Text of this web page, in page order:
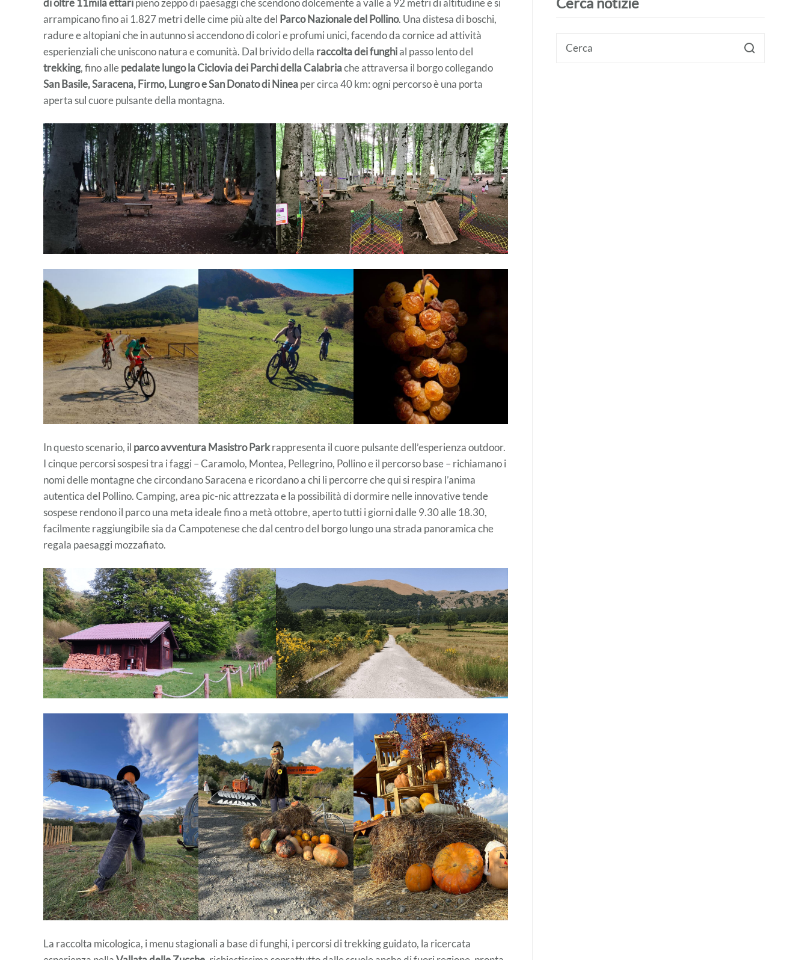
arrampicano fino ai 1.827 metri delle cime più alte del Parco Nazionale del Pollino. Una distesa di boschi,
radure e altopiani che in autunno si accendono di colori e profumi unici, facendo da cornice ad attività
esperienziali che uniscono natura e comunità. Dal brivido della raccolta dei funghial passo lento del
trekking, fino allepedalate lungo la Ciclovia dei Parchi della Calabriache attraversa il borgo collegando
San Basile, Saracena, Firmo, Lungro e San Donato di Nineaper circa 40 km: ogni percorso è una porta
aperta sul cuore pulsante della montagna.
In questo scenario, il parco avventura Masistro Parkrappresenta il cuore pulsante dell’esperienza outdoor.
I cinque percorsi sospesi tra i faggi – Caramolo, Montea, Pellegrino, Pollino e il percorso base – richiamano i
nomi delle montagne che circondano Saracena e ricordano a chi li percorre che qui si respira l’anima
autentica del Pollino. Camping, area pic-nic attrezzata e la possibilità di dormire nelle innovative tende
sospese rendono il parco una meta ideale fino a metà ottobre, aperto tutti i giorni dalle 9.30 alle 18.30,
facilmente raggiungibile sia da Campotenese che dal centro del borgo lungo una strada panoramica che
regala paesaggi mozzafiato.
La raccolta micologica, i menu stagionali a base di funghi, i percorsi di trekking guidato, la ricercata